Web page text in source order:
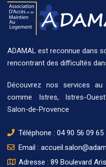
ADAMAL est reconnue dans
rencontrant des difficultés
Découvrez nos services au
comme Istres, Istres-
Salon-de-Provence
Téléphone : 04 90 56 09 65
Email :
Adresse : 89 Boulevard